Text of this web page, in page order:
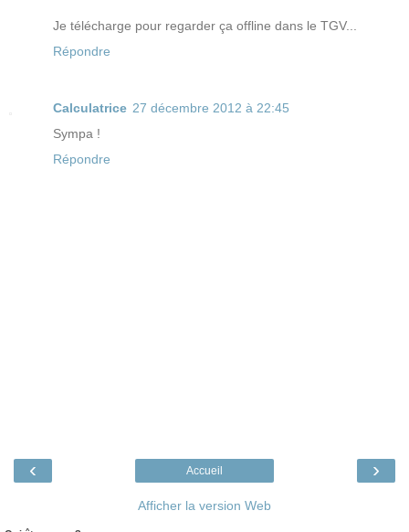
Je télécharge pour regarder ça offline dans le TGV...
Répondre
Calculatrice 27 décembre 2012 à 22:45
Sympa !
Répondre
‹ ›
Accueil
Afficher la version Web